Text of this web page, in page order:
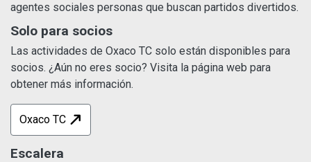
agentes sociales personas que buscan partidos divertidos.
Solo para socios
Las actividades de Oxaco TC solo están disponibles para
socios. ¿Aún no eres socio? Visita la página web para
obtener más información.
Oxaco TC
Escalera